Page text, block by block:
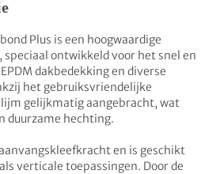
Plus is een hoogwaardige
ontwikkeld voor het snel en
dakbedekking en diverse
het gebruiksvriendelijke
gelijkmatig aangebracht, wat
duurzame hechting.
en is geschikt
verticale toepassingen. Door de